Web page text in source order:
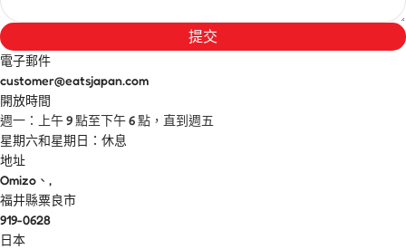
提交
電子郵件
customer@eatsjapan.com
開放時間
週一：上午 9 點至下午 6 點，直到週五
星期六和星期日：休息
地址
Omizo、,
福井縣粟良市
919-0628
日本